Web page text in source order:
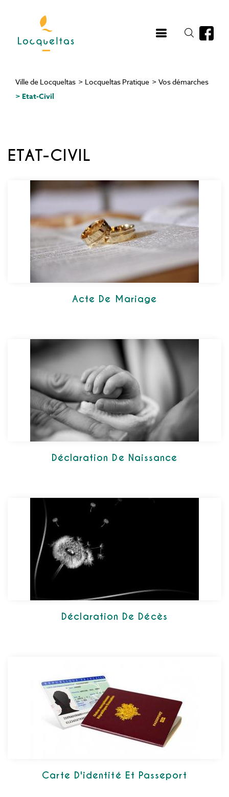
contenu
Fil
Ville de Locqueltas > Locqueltas Pratique > Vos démarches
> Etat-Civil
ETAT-CIVIL
Acte De Mariage
Déclaration De Naissance
Déclaration De Décès
Carte D'identité Et Passeport